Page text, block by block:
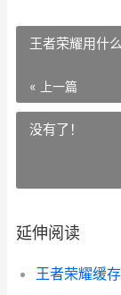
王者荣耀用什
« 上一篇
没有了！
延伸阅读
王者荣耀缓